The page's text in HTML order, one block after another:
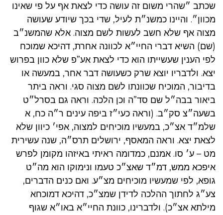
שכתב ״שהרי משום זה עושה כדי לצאת אף על פי שאינו
מכוון״. והיינו כמשנ״ת לעיל, שדי בכך שיודע שעושה
מצוה אף שלא חשב לעשות לשם מצוה. אלא שהמשנ״ב
(שם) השיא דברי החיי״א לכוונה אחרת, דהיכא שמוכח
לפי הענין שעשייתו הוא כדי לצאת אע”פ שלא כוון בפרוש
יצא. ולדבריו יוצא שרק כשעושה דבר אחר, במעשה או
בדיבור, המוכיח שכוונתו לשם מצוה סגי. וראה ביתר
ביאור בבה״ל שם סד”ה וכן הלכה. וראה גם בסרל״ט
בשעה״צ סק״ב. (וראה כעי״ז ביפה עינים ר״ה כח, א
שלמ״ד אצ״כ, במעשיו מוכיחים למצוה, אפי׳ כיוון שלא
לצאת יצא. וראה המאסף, ירושלים תרס״ה, שנה עשירית
מט – ע׳ סו. אמנם, כמדומה ראיתי באיזהו מקומן לפרש
איפכא ממש, דמ״ד שאצ״כ טעמו ונימוקו הוא מה״ט
גופא, לפי שמעשיו מוכיחים מצ״ע. ואם כנים הדברים,
צע״ג לחתוך ההלכה לדידן שמצ״כ, דהיכא דמוכחא
מילתא אצ״כ). ולדברינו, כוונת החיי״א באו״א שגוף